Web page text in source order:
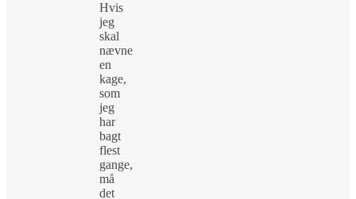
Hvis
jeg
skal
nævne
en
kage,
som
jeg
har
bagt
flest
gange,
må
det